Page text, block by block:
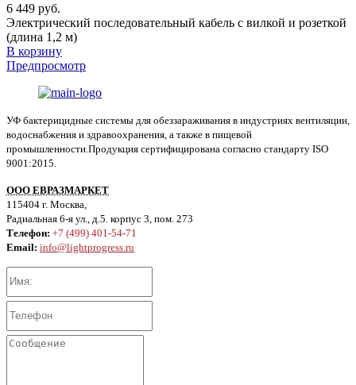
6 449 руб.
Электрический последовательный кабель с вилкой и розеткой
(длина 1,2 м)
В корзину
Предпросмотр
УФ бактерицидные системы для обеззараживания в индустриях вентиляции,
водоснабжения и здравоохранения, а также в пищевой
промышленности.Продукция сертифицирована согласно стандарту ISO
9001:2015.
ООО ЕВРАЗМАРКЕТ
115404 г. Москва,
Радиальная 6-я ул., д.5. корпус 3, пом. 273
Телефон: +7 (499) 401-54-71
Email: info@lightprogress.ru